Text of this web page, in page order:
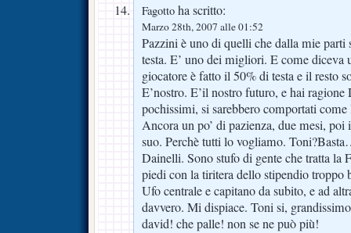
Fagotto ha scritto:
Marzo 28th, 2007 alle 01:52
Pazzini è uno di quelli che dalla mie parti
testa. E’ uno dei migliori. E come diceva
giocatore è fatto il 50% di testa e il resto
E’nostro. E’il nostro futuro, e hai
pochissimi, si sarebbero comportati
Ancora un po’ di pazienza, due mesi, poi
suo. Perchè tutti lo vogliamo.
Dainelli. Sono stufo di gente che tratta la
piedi con la tiritera dello stipendio troppo
Ufo centrale e capitano da subito, e ad
davvero. Mi dispiace. Toni si,
david! che palle! non se ne può più!